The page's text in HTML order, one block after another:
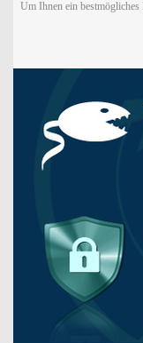
Um Ihnen ein